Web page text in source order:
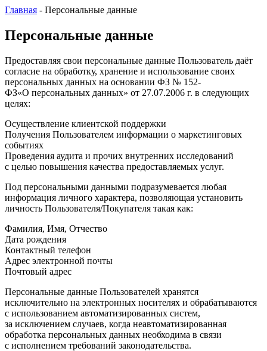
Главная - Персональные данные
Персональные данные
Предоставляя свои персональные данные Пользователь даёт
согласие на обработку, хранение и использование своих
персональных данных на основании ФЗ № 152-
ФЗ«О персональных данных» от 27.07.2006 г. в следующих
целях:
Осуществление клиентской поддержки
Получения Пользователем информации о маркетинговых
событиях
Проведения аудита и прочих внутренних исследований
с целью повышения качества предоставляемых услуг.
Под персональными данными подразумевается любая
информация личного характера, позволяющая установить
личность Пользователя/Покупателя такая как:
Фамилия, Имя, Отчество
Дата рождения
Контактный телефон
Адрес электронной почты
Почтовый адрес
Персональные данные Пользователей хранятся
исключительно на электронных носителях и обрабатываются
с использованием автоматизированных систем,
за исключением случаев, когда неавтоматизированная
обработка персональных данных необходима в связи
с исполнением требований законодательства.